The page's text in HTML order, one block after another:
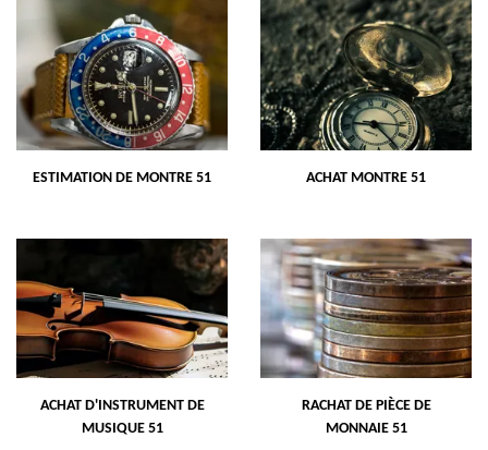
ESTIMATION DE MONTRE 51 ACHAT MONTRE 51
ACHAT D'INSTRUMENT DE
MUSIQUE 51
RACHAT DE PIÈCE DE
MONNAIE 51